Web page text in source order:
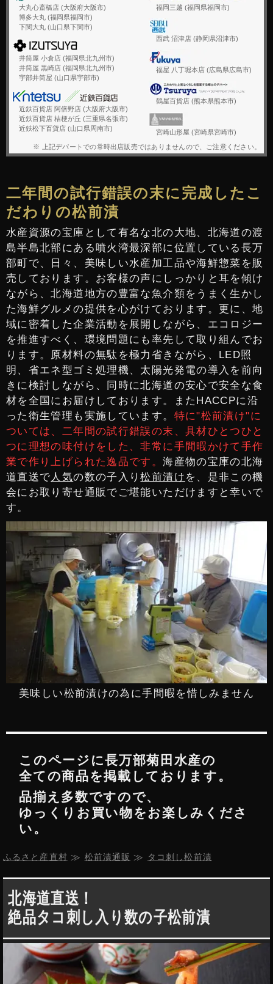
大丸心斎橋店 (大阪府大阪市)
博多大丸 (福岡県福岡市)
下関大丸 (山口県下関市)
井筒屋 小倉店 (福岡県北九州市)
井筒屋 黒崎店 (福岡県北九州市)
宇部井筒屋 (山口県宇部市)
近鉄百貨店 阿倍野店 (大阪府大阪市)
近鉄百貨店 桔梗が丘 (三重県名張市)
近鉄松下百貨店 (山口県周南市)
福岡三越 (福岡県福岡市)
西武 沼津店 (静岡県沼津市)
福屋 八丁堀本店 (広島県広島市)
鶴屋百貨店 (熊本県熊本市)
宮崎山形屋 (宮崎県宮崎市)
※ 上記デパートでの常時出店販売ではありませんので、ご注意ください。
二年間の試行錯誤の末に完成したこ
だわりの松前漬
美味しい松前漬けの為に手間暇を惜しみません
水産資源の宝庫として有名な北の大地、北海道の渡
島半島北部にある噴火湾最深部に位置している長万
部町で、日々、美味しい水産加工品や海鮮惣菜を販
売しております。お客様の声にしっかりと耳を傾け
ながら、北海道地方の豊富な魚介類をうまく生かし
た海鮮グルメの提供を心がけております。更に、地
域に密着した企業活動を展開しながら、エコロジー
を推進すべく、環境問題にも率先して取り組んでお
ります。原材料の無駄を極力省きながら、LED照
明、省エネ型ゴミ処理機、太陽光発電の導入を前向
きに検討しながら、同時に北海道の安心で安全な食
材を全国にお届けしております。またHACCPに沿
った衛生管理も実施しています。 特に"松前漬け"に
ついては、二年間の試行錯誤の末、具材ひとつひと
つに理想の味付けをした、非常に手間暇かけて手作
業で作り上げられた逸品です。海産物の宝庫の北海
道直送で 人気の数の子入り松前漬け を、是非この機
会にお取り寄せ通販でご堪能いただけますと幸いで
す。
このページに長万部菊田水産の
全ての商品を掲載しております。
品揃え多数ですので、
ゆっくりお買い物をお楽しみくださ
い。
ふるさと産直村 ≫ 松前漬通販 ≫ タコ刺し松前漬
北海道直送！
絶品タコ刺し入り数の子松前漬